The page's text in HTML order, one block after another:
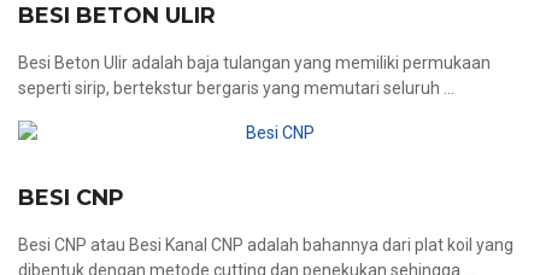
BESI BETON ULIR
Besi Beton Ulir adalah baja tulangan yang memiliki permukaan
seperti sirip, bertekstur bergaris yang memutari seluruh ...
BESI CNP
Besi CNP atau Besi Kanal CNP adalah bahannya dari plat koil yang
dibentuk dengan metode cutting dan penekukan sehingga ...